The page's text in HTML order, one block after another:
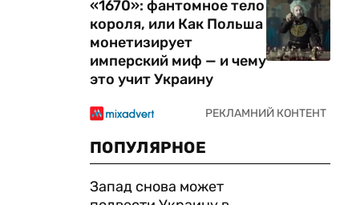
«1670»: фантомное тело
короля, или Как Польша
монетизирует
имперский миф — и чему
это учит Украину
ПОПУЛЯРНОЕ
Запад снова может